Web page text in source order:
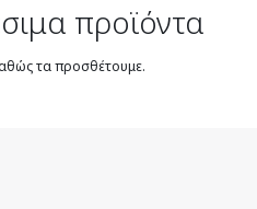
προϊόντα
τα προσθέτουμε.